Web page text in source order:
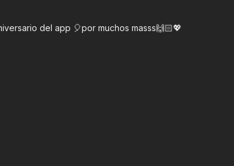
del app 🎈por muchos masss🙌🏻💖